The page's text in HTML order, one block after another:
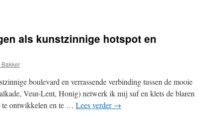
als kunstzinnige hotspot en
boulevard en verrassende verbinding tussen de mooie
Veur-Lent, Honig) netwerk ik mij suf en klets de blaren
te ontwikkelen en te … Lees verder→